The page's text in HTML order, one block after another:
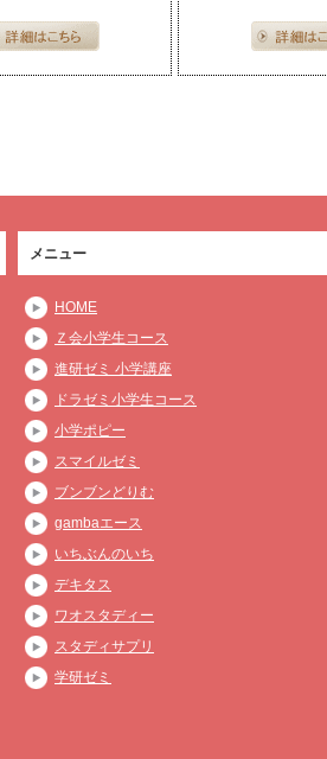
メニュー
HOME
Ｚ会小学生コース
進研ゼミ 小学講座
ドラゼミ小学生コース
小学ポピー
スマイルゼミ
ブンブンどりむ
gambaエース
いちぶんのいち
デキタス
ワオスタディー
スタディサプリ
学研ゼミ